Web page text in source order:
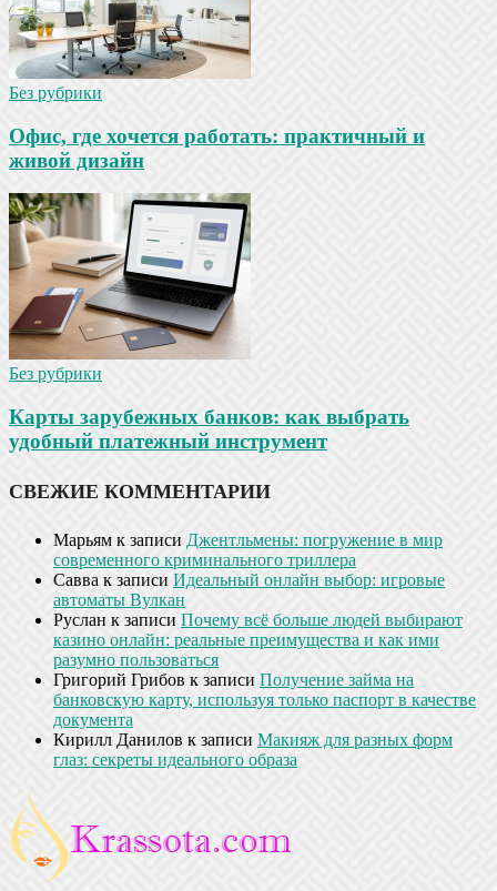
Без рубрики
Офис, где хочется работать: практичный и
живой дизайн
Без рубрики
Карты зарубежных банков: как выбрать
удобный платежный инструмент
СВЕЖИЕ КОММЕНТАРИИ
Марьям к записи Джентльмены: погружение в мир
современного криминального триллера
Савва к записи Идеальный онлайн выбор: игровые
автоматы Вулкан
Руслан к записи Почему всё больше людей выбирают
казино онлайн: реальные преимущества и как ими
разумно пользоваться
Григорий Грибов к записи Получение займа на
банковскую карту, используя только паспорт в качестве
документа
Кирилл Данилов к записи Макияж для разных форм
глаз: секреты идеального образа